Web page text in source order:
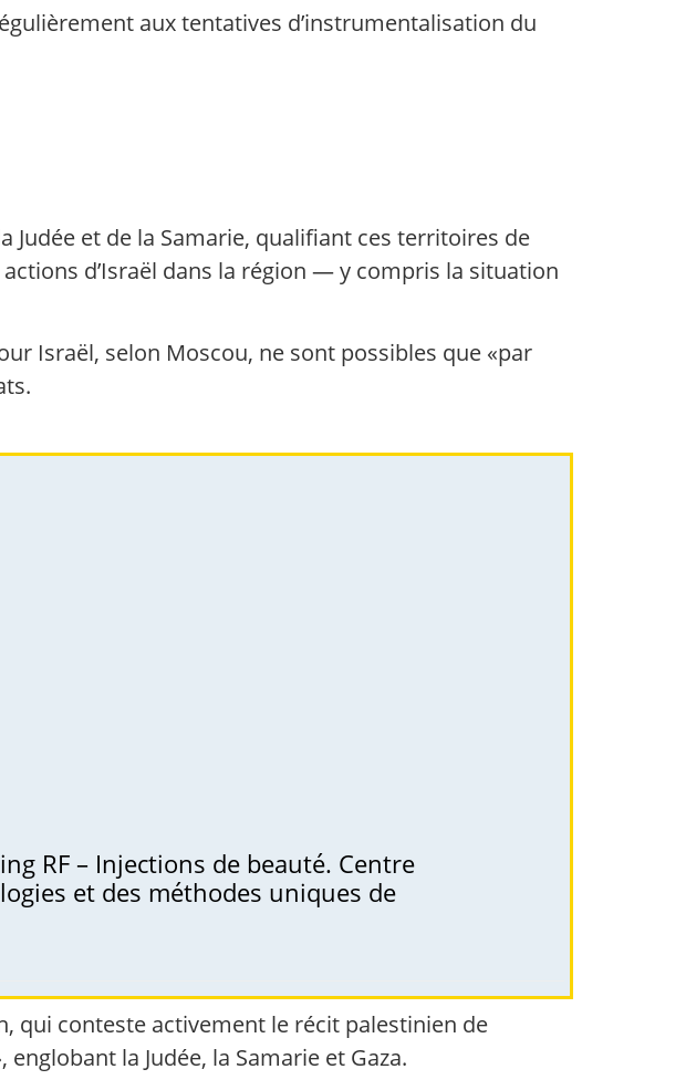
aux tentatives d’instrumentalisation du
et de la Samarie, qualifiant ces territoires de
d’Israël dans la région — y compris la situation
Israël, selon Moscou, ne sont possibles que «par
RF – Injections de beauté. Centre
et des méthodes uniques de
qui conteste activement le récit palestinien de
la Judée, la Samarie et Gaza.